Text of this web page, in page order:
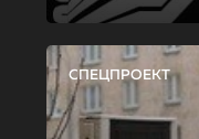
СПЕЦПРОЕКТ